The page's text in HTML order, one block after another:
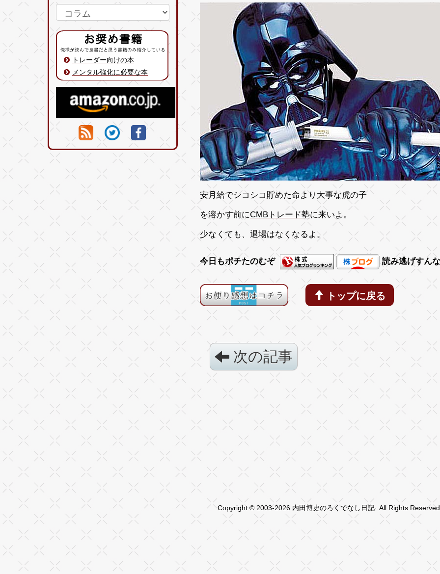
トレーダー向けの本
メンタル強化に必要な本
安月給でシコシコ貯めた命より大事な虎の子
を溶かす前にCMBトレード塾に来いよ。
少なくても、退場はなくなるよ。
今日もポチたのむぞ 読み逃げすん
トップに戻る
次の記事
Copyright © 2003-2026 内田博史のろくでなし日記· All Rights